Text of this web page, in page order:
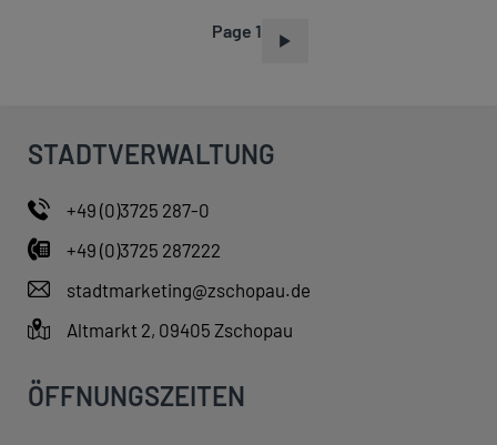
Page 1
STADTVERWALTUNG
+49 (0)3725 287-0
+49 (0)3725 287222
stadtmarketing@zschopau.de
Altmarkt 2, 09405 Zschopau
ÖFFNUNGSZEITEN